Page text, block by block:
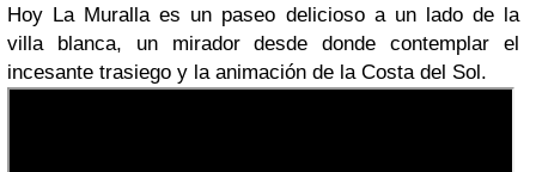
Hoy La Muralla es un paseo delicioso a un lado de la
villa blanca, un mirador desde donde contemplar el
incesante trasiego y la animación de la Costa del Sol.